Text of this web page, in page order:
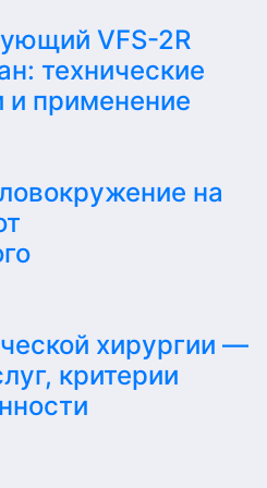
VFS-2R
технические
и применение
на
хирургии —
критерии